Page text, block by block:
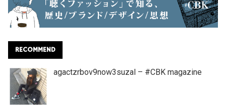
RECOMMEND
agactzrbov9now3suzal – #CBK magazine